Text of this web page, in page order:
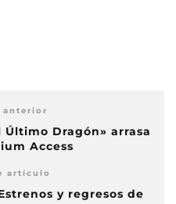
Último Dragón» arrasa
Access
artículo
y regresos de